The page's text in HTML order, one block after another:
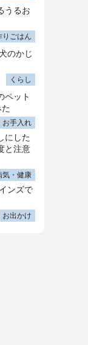
うるお
りごはん
のかじ
くらし
ペット
お手入れ
にした
と注意
気・健康
ンズで
お出かけ